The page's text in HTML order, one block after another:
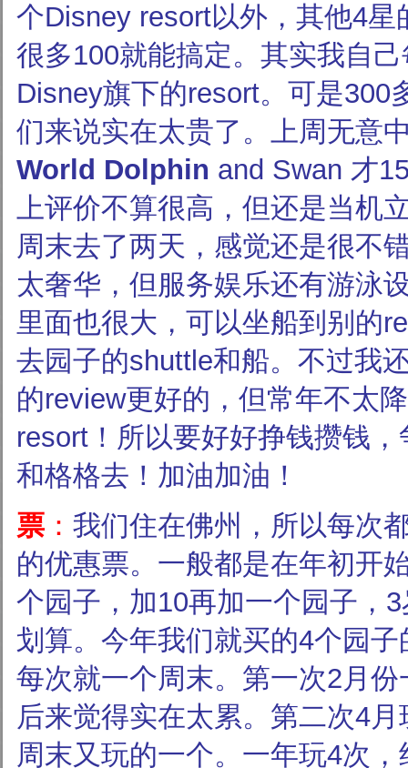
个Disney resort以外，其他4星
很多100就能搞定。其实我自
Disney旗下的resort。可是300
们来说实在太贵了。上周无意
World Dolphin and Swan 才
上评价不算很高，但还是当机
周末去了两天，感觉还是很不
太奢华，但服务娱乐还有游泳
里面也很大，可以坐船到别的
去园子的shuttle和船。不过我
的review更好的，但常年不太
resort！所以要好好挣钱攒钱
和格格去！加油加油！
票： 我们住在佛州，所以每次
的优惠票。一般都是在年初开
个园子，加10再加一个园子，
划算。今年我们就买的4个园
每次就一个周末。第一次2月
后来觉得实在太累。第二次4
周末又玩的一个。一年玩4次